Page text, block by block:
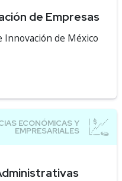
de Empresas
de México